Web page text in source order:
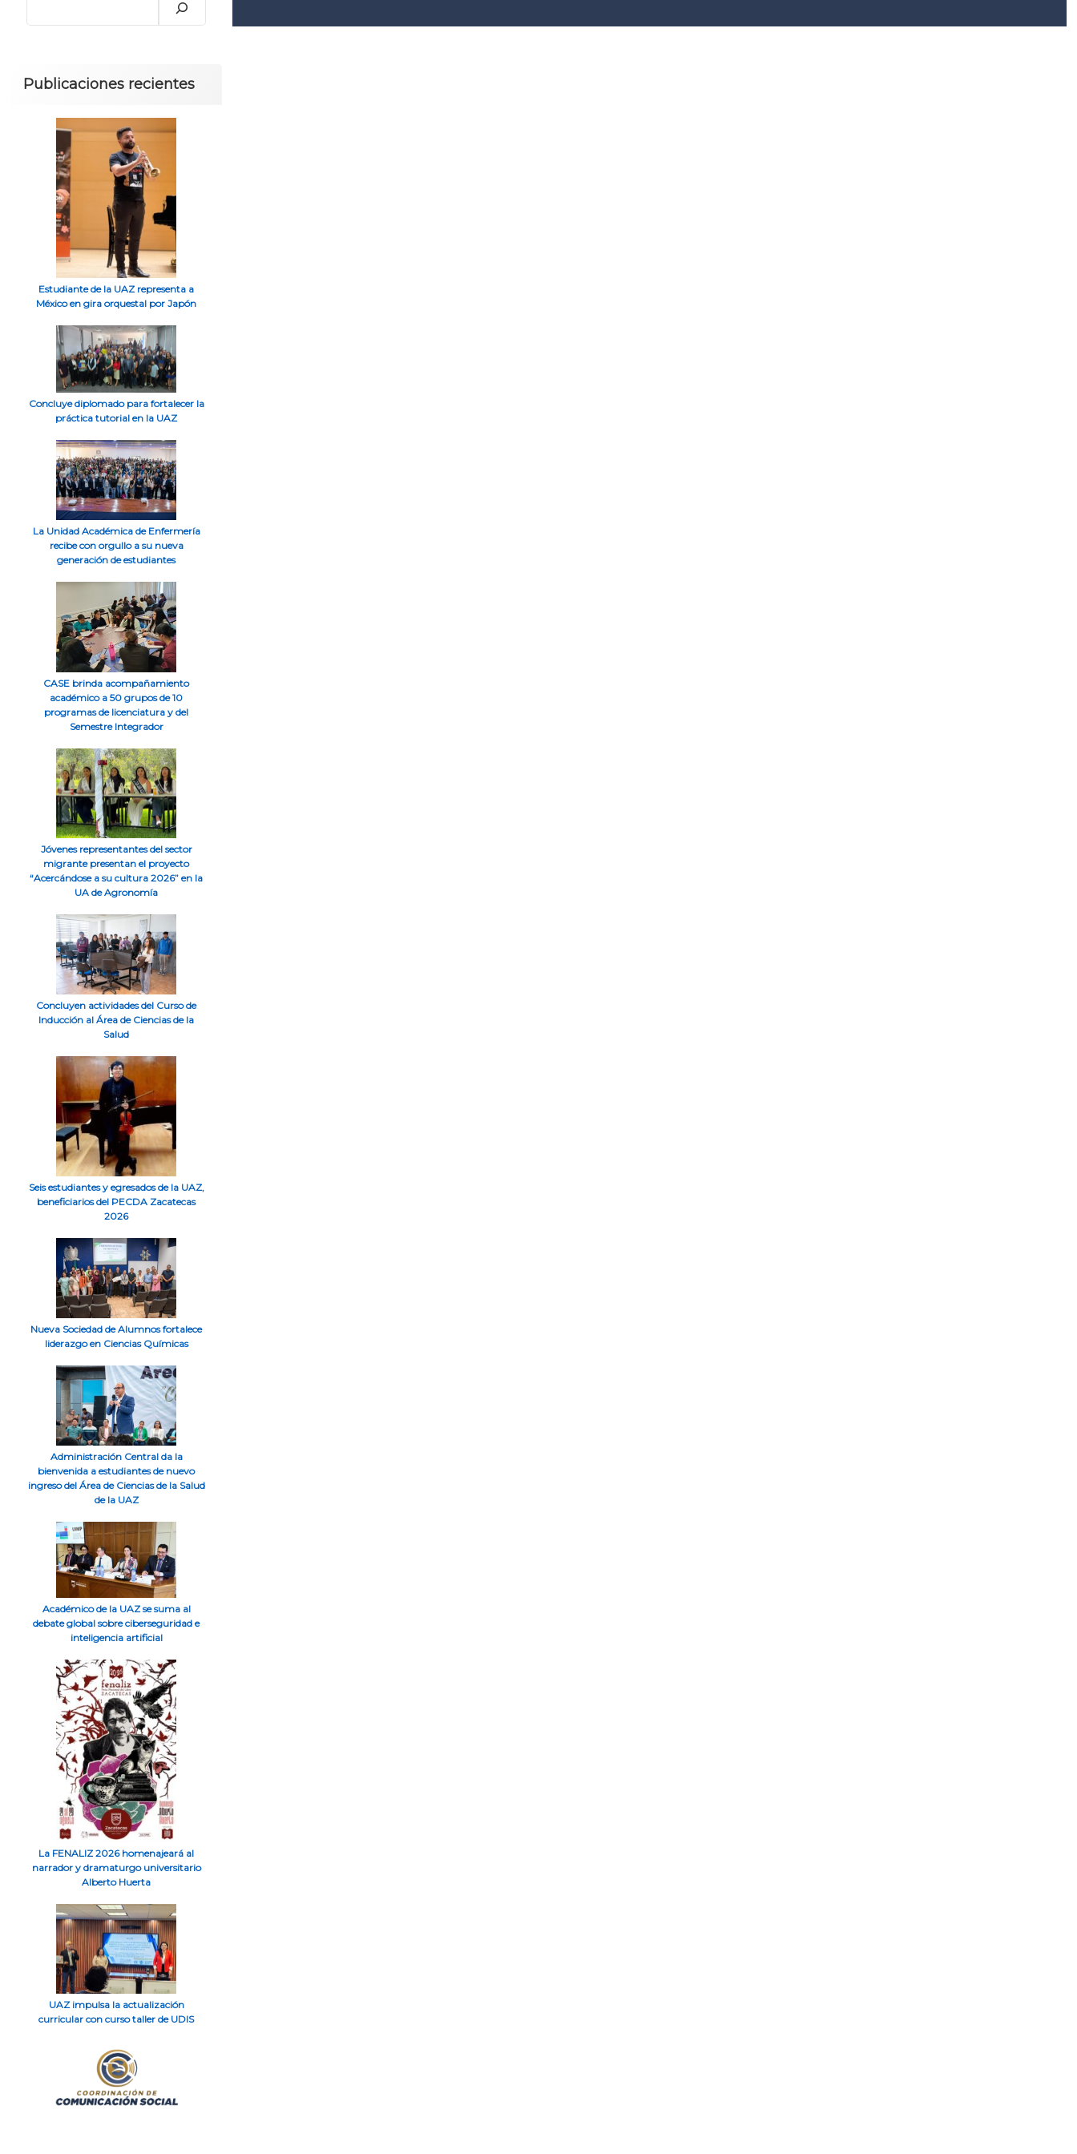
Publicaciones recientes
Estudiante de la UAZ representa a
México en gira orquestal por Japón
Concluye diplomado para fortalecer la
práctica tutorial en la UAZ
La Unidad Académica de Enfermería
recibe con orgullo a su nueva
generación de estudiantes
CASE brinda acompañamiento
académico a 50 grupos de 10
programas de licenciatura y del
Semestre Integrador
Jóvenes representantes del sector
migrante presentan el proyecto
“Acercándose a su cultura 2026” en la
UA de Agronomía
Concluyen actividades del Curso de
Inducción al Área de Ciencias de la
Salud
Seis estudiantes y egresados de la UAZ,
beneficiarios del PECDA Zacatecas
2026
Nueva Sociedad de Alumnos fortalece
liderazgo en Ciencias Químicas
Administración Central da la
bienvenida a estudiantes de nuevo
ingreso del Área de Ciencias de la Salud
de la UAZ
Académico de la UAZ se suma al
debate global sobre ciberseguridad e
inteligencia artificial
La FENALIZ 2026 homenajeará al
narrador y dramaturgo universitario
Alberto Huerta
UAZ impulsa la actualización
curricular con curso taller de UDIS